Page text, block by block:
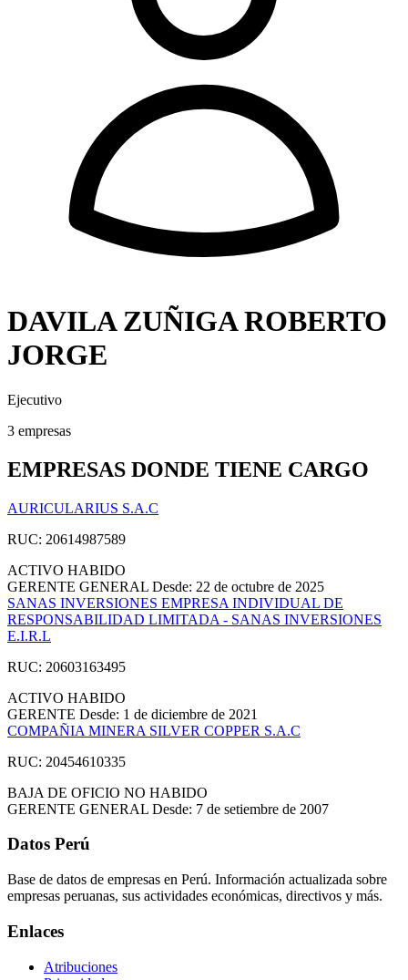
DAVILA ZUÑIGA ROBERTO
JORGE
Ejecutivo
3 empresas
EMPRESAS DONDE TIENE CARGO
AURICULARIUS S.A.C
RUC: 20614987589
ACTIVO HABIDO
GERENTE GENERAL Desde: 22 de octubre de 2025
SANAS INVERSIONES EMPRESA INDIVIDUAL DE
RESPONSABILIDAD LIMITADA - SANAS INVERSIONES
E.I.R.L
RUC: 20603163495
ACTIVO HABIDO
GERENTE Desde: 1 de diciembre de 2021
COMPAÑIA MINERA SILVER COPPER S.A.C
RUC: 20454610335
BAJA DE OFICIO NO HABIDO
GERENTE GENERAL Desde: 7 de setiembre de 2007
Datos Perú
Base de datos de empresas en Perú. Información actualizada sobre
empresas peruanas, sus actividades económicas, directivos y más.
Enlaces
Atribuciones